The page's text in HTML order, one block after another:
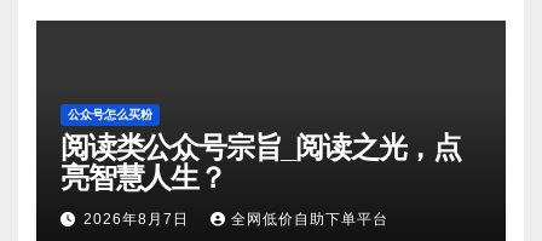
公众号怎么买粉
阅读类公众号宗旨_阅读之光，点
亮智慧人生？
2026年8月7日 全网低价自助下单平台